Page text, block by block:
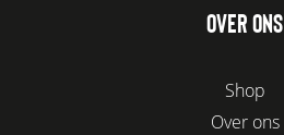
OVER ONS
Shop
Over ons